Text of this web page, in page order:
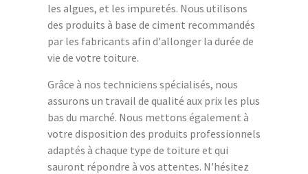
les algues, et les impuretés. Nous utilisons
des produits à base de ciment recommandés
par les fabricants afin d'allonger la durée de
vie de votre toiture.
Grâce à nos techniciens spécialisés, nous
assurons un travail de qualité aux prix les plus
bas du marché. Nous mettons également à
votre disposition des produits professionnels
adaptés à chaque type de toiture et qui
sauront répondre à vos attentes. N'hésitez